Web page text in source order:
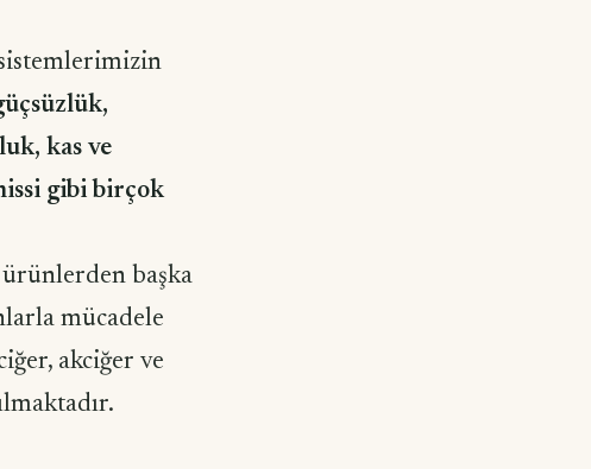
kas ve
gibi birçok
başka
mücadele
akciğer ve